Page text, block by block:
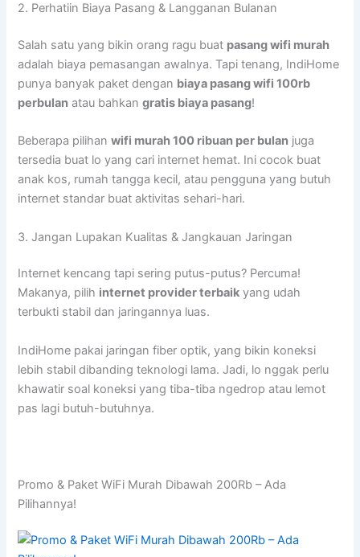
2. Perhatiin Biaya Pasang & Langganan Bulanan
Salah satu yang bikin orang ragu buat pasang wifi murah
adalah biaya pemasangan awalnya. Tapi tenang, IndiHome
punya banyak paket dengan biaya pasang wifi 100rb
perbulan atau bahkangratis biaya pasang!
Beberapa pilihanwifi murah 100 ribuan per bulan juga
tersedia buat lo yang cari internet hemat. Ini cocok buat
anak kos, rumah tangga kecil, atau pengguna yang butuh
internet standar buat aktivitas sehari-hari.
3. Jangan Lupakan Kualitas & Jangkauan Jaringan
Internet kencang tapi sering putus-putus? Percuma!
Makanya, pilih internet provider terbaik yang udah
terbukti stabil dan jaringannya luas.
IndiHome pakai jaringan fiber optik, yang bikin koneksi
lebih stabil dibanding teknologi lama. Jadi, lo nggak perlu
khawatir soal koneksi yang tiba-tiba ngedrop atau lemot
pas lagi butuh-butuhnya.
Promo & Paket WiFi Murah Dibawah 200Rb – Ada
Pilihannya!